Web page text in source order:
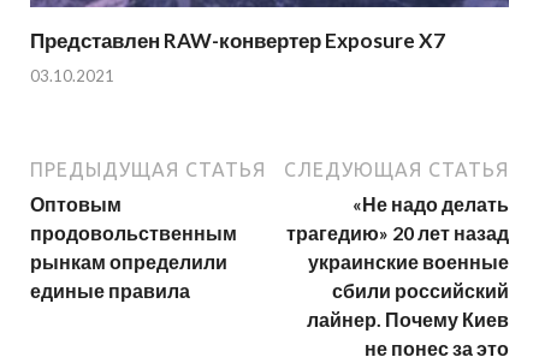
Представлен RAW-конвертер Exposure X7
03.10.2021
ПРЕДЫДУЩАЯ СТАТЬЯ
Оптовым
продовольственным
рынкам определили
единые правила
СЛЕДУЮЩАЯ СТАТЬЯ
«Не надо делать
трагедию» 20 лет назад
украинские военные
сбили российский
лайнер. Почему Киев
не понес за это